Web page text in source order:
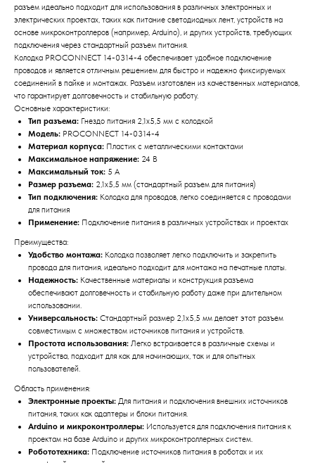
разъем идеально подходит для использования в различных электронных и
электрических проектах, таких как питание светодиодных лент, устройств на
основе микроконтроллеров (например, Arduino), и других устройств, требующих
подключения через стандартный разъем питания.
Колодка PROCONNECT 14-0314-4 обеспечивает удобное подключение
проводов и является отличным решением для быстро и надежно фиксируемых
соединений в пайке и монтажах. Разъем изготовлен из качественных материалов,
что гарантирует долговечность и стабильную работу.
Основные характеристики:
Тип разъема: Гнездо питания 2,1x5,5 мм с колодкой
Модель: PROCONNECT 14-0314-4
Материал корпуса: Пластик с металлическими контактами
Максимальное напряжение: 24 В
Максимальный ток: 5 А
Размер разъема: 2,1x5,5 мм (стандартный разъем для питания)
Тип подключения: Колодка для проводов, легко соединяется с проводами
для питания
Применение: Подключение питания в различных устройствах и проектах
Преимущества:
Удобство монтажа: Колодка позволяет легко подключить и закрепить
провода для питания, идеально подходит для монтажа на печатные платы.
Надежность: Качественные материалы и конструкция разъема
обеспечивают долговечность и стабильную работу даже при длительном
использовании.
Универсальность: Стандартный размер 2,1x5,5 мм делает этот разъем
совместимым с множеством источников питания и устройств.
Простота использования: Легко встраивается в различные схемы и
устройства, подходит для как для начинающих, так и для опытных
пользователей.
Область применения:
Электронные проекты: Для питания и подключения внешних источников
питания, таких как адаптеры и блоки питания.
Arduino и микроконтроллеры: Используется для подключения питания к
проектам на базе Arduino и других микроконтроллерных систем.
Робототехника: Подключение источников питания в роботах и их